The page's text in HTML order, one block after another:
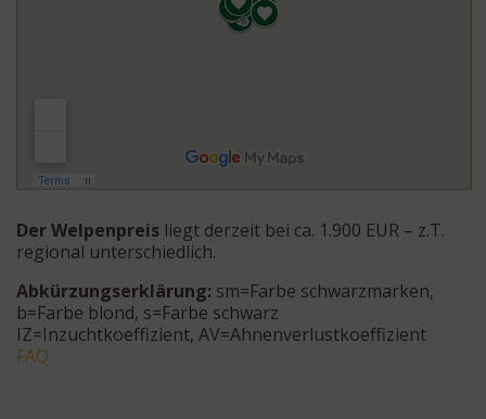
Der Welpenpreis liegt derzeit bei ca. 1.900 EUR – z.T.
regional unterschiedlich.
Abkürzungserklärung: sm=Farbe schwarzmarken,
b=Farbe blond, s=Farbe schwarz
IZ=Inzuchtkoeffizient, AV=Ahnenverlustkoeffizient
FAQ